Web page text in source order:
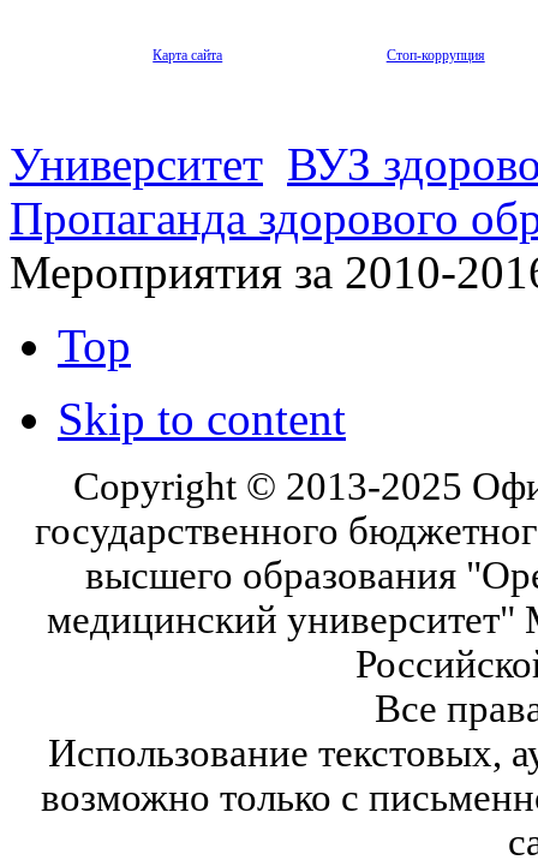
Карта сайта Стоп-коррупция
Университет ВУЗ
Пропаганда здорового
Мероприятия за 2010-
Top
Skip to content
Copyright © 2013-2025
государственного
высшего образования
медицинский университет"
Все
Использование текстовых,
возможно только с